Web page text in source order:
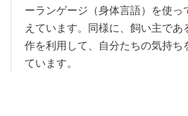
ーランゲージ（身体言語）を使っ
えています。同様に、飼い主であ
作を利用して、自分たちの気持ち
ています。